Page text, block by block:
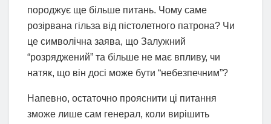
породжує ще більше питань. Чому саме
розірвана гільза від пістолетного патрона? Чи
це символічна заява, що Залужний
“розряджений” та більше не має впливу, чи
натяк, що він досі може бути “небезпечним”?
Напевно, остаточно прояснити ці питання
зможе лише сам генерал, коли вирішить